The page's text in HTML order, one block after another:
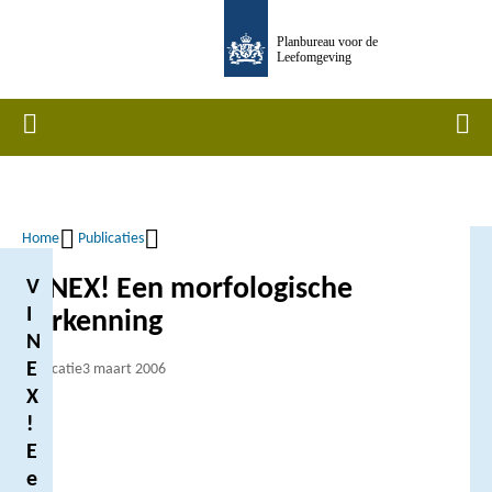
inhoud
Planbureau voor de
Leefomgeving
Home
Kruimelpad
Home Publicaties
VINEX! Een morfologische
verkenning
Publicatie3 maart 2006
V
I
N
E
X
!
E
e